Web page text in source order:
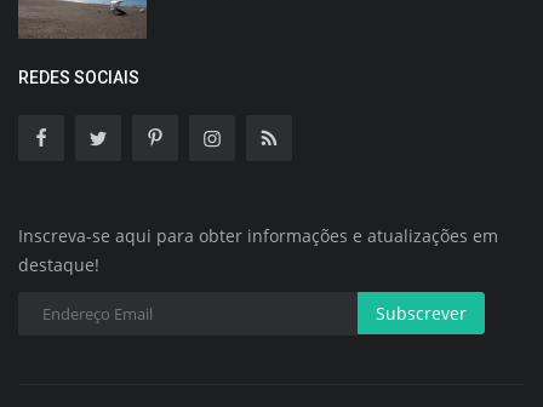
REDES SOCIAIS
Inscreva-se aqui para obter informações e atualizações em
destaque!
Subscrever